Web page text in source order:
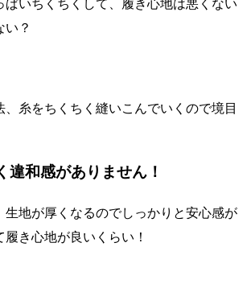
い？
、糸をちくちく縫いこんでいくので境目
違和感がありません！
生地が厚くなるのでしっかりと安心感が
き心地が良いくらい！